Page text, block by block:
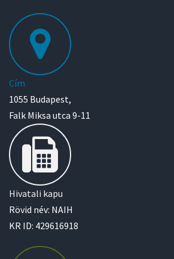
Cím
1055 Budapest,
Falk Miksa utca 9-11
Hivatali kapu
Rövid név: NAIH
KR ID: 429616918